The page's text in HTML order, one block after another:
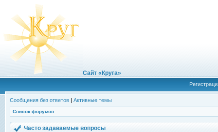
Сайт «Круга»
Сообщения без ответов | Активные темы
Список форумов
Часто задаваемые вопросы